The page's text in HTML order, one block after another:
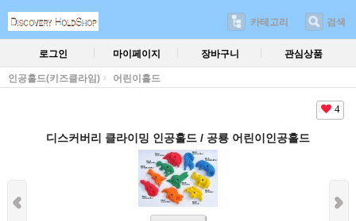
카테고리 검색
로그인 마이페이지 장바구니 관심상품
인공홀드(키즈클라임) 어린이홀드
4
디스커버리 클라이밍 인공홀드 / 공룡 어린이인공홀드